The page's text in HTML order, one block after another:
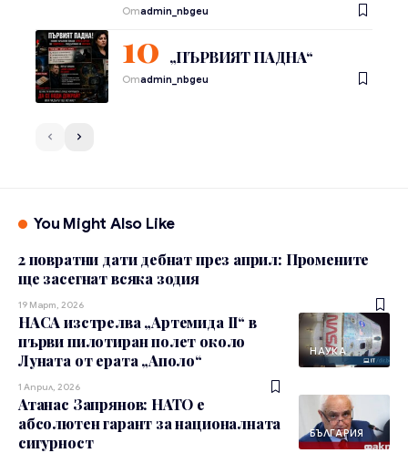
Отadmin_nbgeu
„ПЪРВИЯТ ПАДНА“
Отadmin_nbgeu
You Might Also Like
2 повратни дати дебнат през април: Промените
ще засегнат всяка зодия
19 Март, 2026
НАУКА
НАСА изстрелва „Артемида II“ в
първи пилотиран полет около
Луната от ерата „Аполо“
1 Април, 2026
БЪЛГАРИЯ
Атанас Запрянов: НАТО е
абсолютен гарант за националната
сигурност